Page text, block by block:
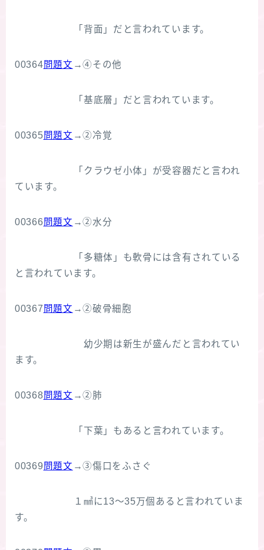
「背面」だと言われています。
00364問題文 →④その他
「基底層」だと言われています。
00365問題文 →②冷覚
「クラウゼ小体」が受容器だと言われ
ています。
00366問題文 →②水分
「多糖体」も軟骨には含有されている
と言われています。
00367 問題文 →②破骨細胞
幼少期は新生が盛んだと言われてい
ます。
00368問題文 →②肺
「下葉」もあると言われています。
00369 問題文 →③傷口をふさぐ
１㎣に13～35万個あると言われていま
す。